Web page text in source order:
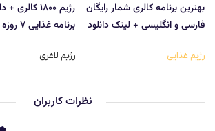
بهترین برنامه کالری شمار رایگان
فارسی و انگلیسی + لینک دانلود
رژیم غذایی
رژیم ۱۸۰۰
برنامه غذایی ۷ روزه
رژیم لاغری
نظرات کاربران